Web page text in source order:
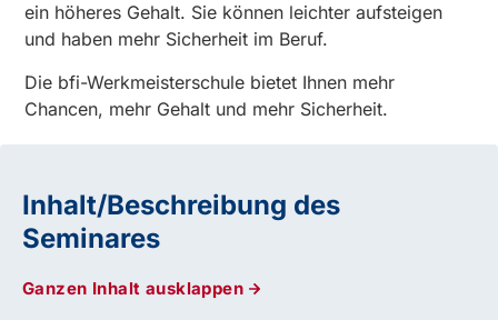
ein höheres Gehalt. Sie können leichter aufsteigen
und haben mehr Sicherheit im Beruf.
Die bfi-Werkmeisterschule bietet Ihnen mehr
Chancen, mehr Gehalt und mehr Sicherheit.
Inhalt/Beschreibung des
Seminares
Ganzen Inhalt ausklappen